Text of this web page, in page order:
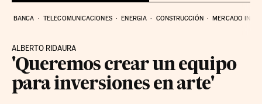
BANCA TELECOMUNICACIONES ENERGIA CONSTRUCCIÓN MERCADO
ALBERTO RIDAURA
'Queremos crear un equipo
para inversiones en arte'